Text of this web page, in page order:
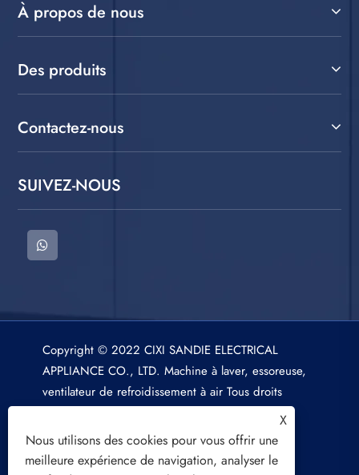
À propos de nous
Des produits
Contactez-nous
SUIVEZ-NOUS
Copyright © 2022 CIXI SANDIE ELECTRICAL
APPLIANCE CO., LTD. Machine à laver, essoreuse,
ventilateur de refroidissement à air Tous droits
X
Nous utilisons des cookies pour vous offrir une
meilleure expérience de navigation, analyser le